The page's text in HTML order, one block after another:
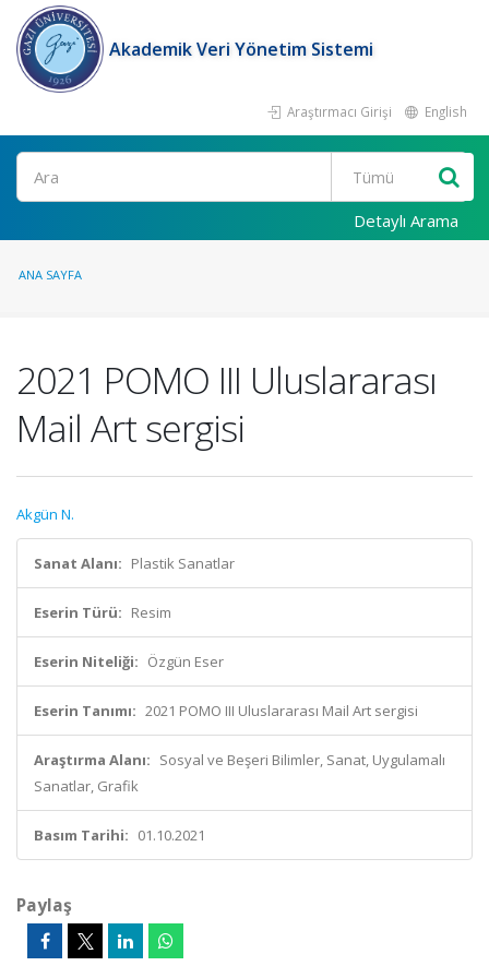
Akademik Veri Yönetim Sistemi
Araştırmacı Girişi English
Ara
Detaylı Arama
ANA SAYFA
2021 POMO III Uluslararası
Mail Art sergisi
Akgün N.
Sanat Alanı: Plastik Sanatlar
Eserin Türü: Resim
Eserin Niteliği: Özgün Eser
Eserin Tanımı: 2021 POMO III Uluslararası Mail Art sergisi
Araştırma Alanı: Sosyal ve Beşeri Bilimler, Sanat, Uygulamalı
Sanatlar, Grafik
Basım Tarihi: 01.10.2021
Paylaş